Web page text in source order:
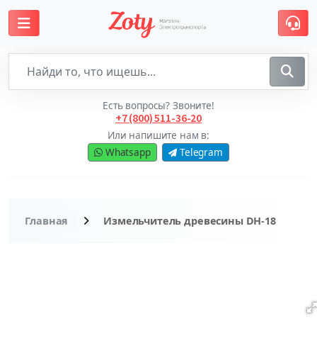
Есть вопросы? Звоните!
+7 (800) 511-36-20
Или напишите нам в:
Whatsapp
Telegram
Главная Измельчитель древесины DH-18